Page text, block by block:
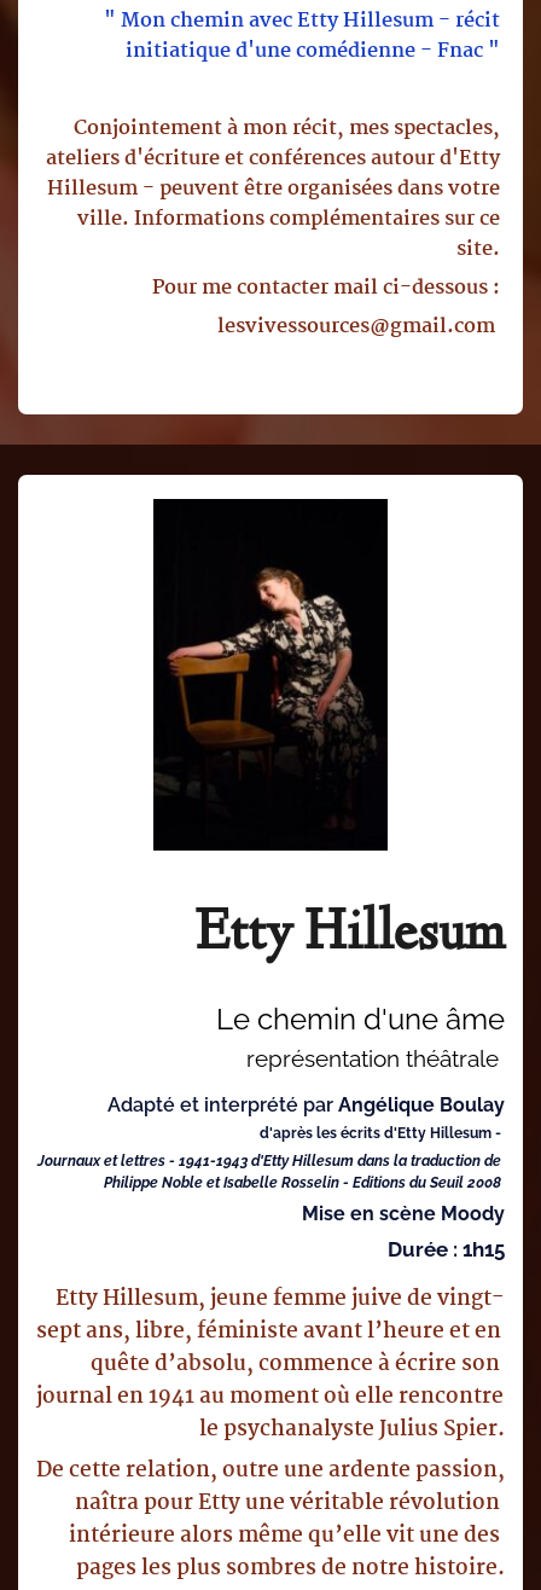
" Mon chemin avec Etty Hillesum - récit
initiatique d'une comédienne - Fnac "
Conjointement à mon récit, mes spectacles,
ateliers d'écriture et conférences autour d'Etty
Hillesum - peuvent être organisées dans votre
ville. Informations complémentaires sur ce
site.
Pour me contacter mail ci-dessous :
lesvivessources@gmail.com
Etty Hillesum
Le chemin d'une âme
représentation théâtrale
Adapté et interprété par Angélique Boulay
d'après les écrits d'Etty Hillesum -
Journaux et lettres - 1941-1943 d'Etty Hillesum dans la traduction de
Philippe Noble et Isabelle Rosselin - Editions du Seuil 2008
Mise en scène Moody
Durée : 1h15
Etty Hillesum, jeune femme juive de vingt-
sept ans, libre, féministe avant l’heure et en
quête d’absolu, commence à écrire son
journal en 1941 au moment où elle rencontre
le psychanalyste Julius Spier.
De cette relation, outre une ardente passion,
naîtra pour Etty une véritable révolution
intérieure alors même qu’elle vit une des
pages les plus sombres de notre histoire.